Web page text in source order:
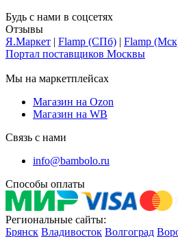
Будь с нами в соцсетях
Отзывы
Я.Маркет | Flamp (СПб) | Flamp
Портал поставщиков Москвы
Мы на маркетплейсах
Магазин на Ozon
Магазин на WB
Связь с нами
info@bambolo.ru
Способы оплаты
Региональные сайты:
Брянск Владивосток Волгоград